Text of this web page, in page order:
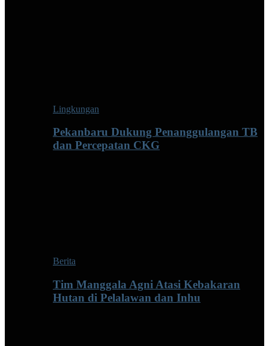
Lingkungan
Pekanbaru Dukung Penanggulangan TB
dan Percepatan CKG
Berita
Tim Manggala Agni Atasi Kebakaran
Hutan di Pelalawan dan Inhu